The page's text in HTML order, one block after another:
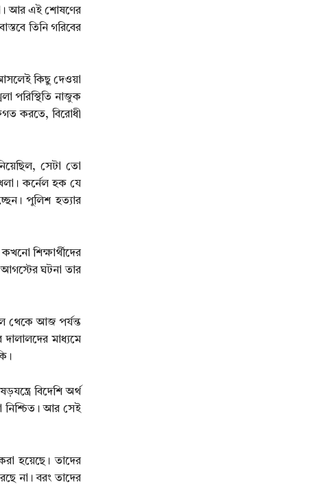
আর এই শোষণের
তিনি গরিবের
কিছু দেওয়া
পরিস্থিতি নাজুক
করতে, বিরোধী
সেটা তো
কর্নেল হক যে
পুলিশ হত্যার
শিক্ষার্থীদের
ঘটনা তার
থেকে আজ পর্যন্ত
মাধ্যমে
বিদেশি অর্থ
নিশ্চিত। আর সেই
হয়েছে। তাদের
না। বরং তাদের